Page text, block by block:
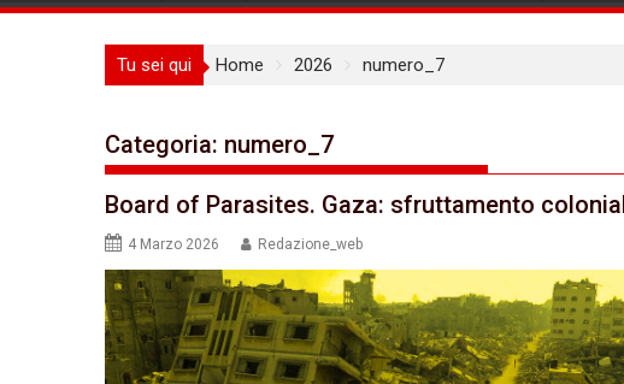
Tu sei qui Home 2026 numero_7
Categoria: numero_7
Board of Parasites. Gaza: sfruttamento
4 Marzo 2026 Redazione_web